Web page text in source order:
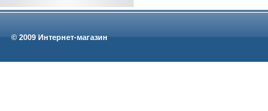
© 2009 Интернет-магазин